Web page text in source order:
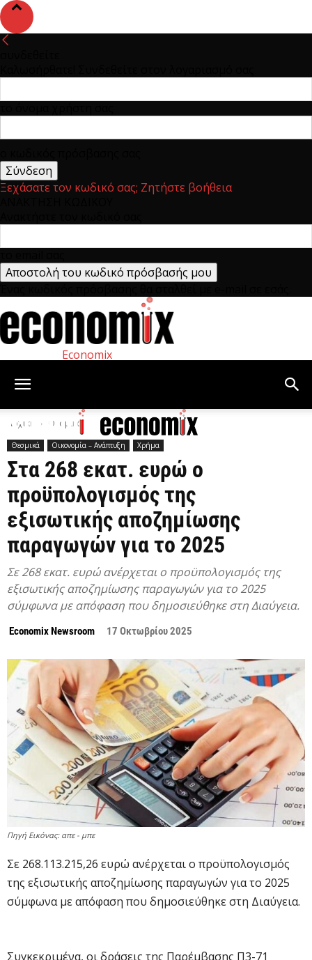
Ξεχάσατε τον κωδικό σας; Ζητήστε βοήθεια
Economix
Αρχική Θεσμικά
Θεσμικά Οικονομία – Ανάπτυξη Χρήμα
Στα 268 εκατ. ευρώ ο
προϋπολογισμός της
εξισωτικής αποζημίωσης
παραγωγών για το 2025
Σε 268 εκατ. ευρώ ανέρχεται ο προϋπολογισμός της
εξισωτικής αποζημίωσης παραγωγών για το 2025
σύμφωνα με απόφαση που δημοσιεύθηκε στη Διαύγεια.
Economix Newsroom 17 Οκτωβρίου 2025
Πηγή Εικόνας: απε - μπε
Σε 268.113.215,26 ευρώ ανέρχεται ο προϋπολογισμός
της εξισωτικής αποζημίωσης παραγωγών για το 2025
σύμφωνα με απόφαση που δημοσιεύθηκε στη Διαύγεια.
Συγκεκριμένα, οι δράσεις της Παρέμβασης Π3-71